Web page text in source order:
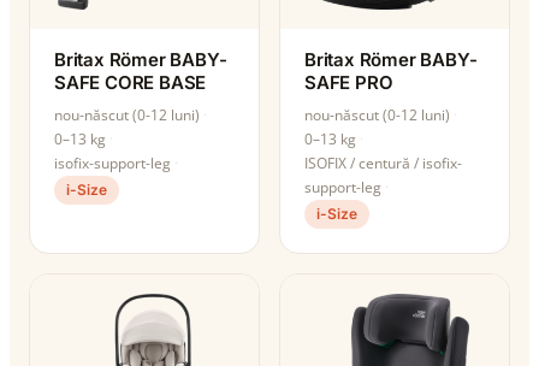
Britax Römer BABY-
SAFE CORE BASE
nou-născut (0-12 luni)
0–13 kg
isofix-support-leg
i-Size
Britax Römer BABY-
SAFE PRO
nou-născut (0-12 luni)
0–13 kg
ISOFIX / centură / isofix-
support-leg
i-Size